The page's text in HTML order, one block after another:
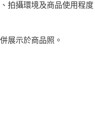
拍攝環境及商品使用程度
展示於商品照。